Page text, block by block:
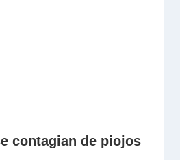
contagian de piojos